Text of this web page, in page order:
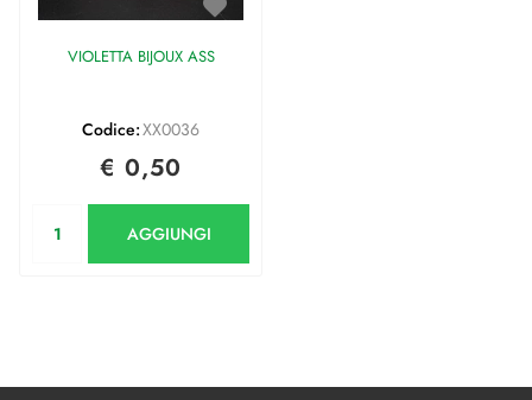
VIOLETTA BIJOUX ASS
Codice:XX0036
€ 0,50
AGGIUNGI